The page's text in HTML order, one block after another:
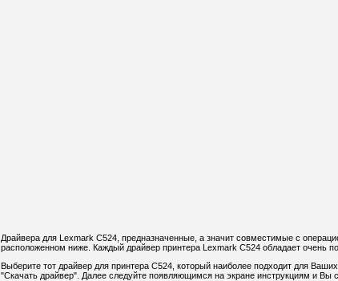
Драйвера для Lexmark C524, предназначенные, а значит совместимые с
расположенном ниже. Каждый драйвер принтера Lexmark C524 обладает очень
Выберите тот драйвер для принтера C524, который наиболее подходит для
"Скачать драйвер". Далее следуйте появляющимся на экране инструкциям и Вы